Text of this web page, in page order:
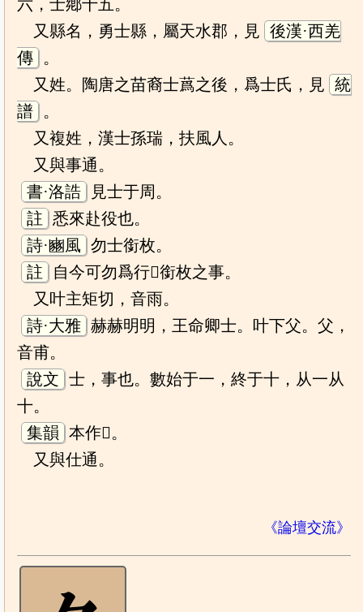
六，士鄕十五。
又縣名，勇士縣，屬天水郡，見 後漢·西羌
傳
。
又姓。陶唐之苗裔士蔿之後，爲士氏，見 統
譜
。
又複姓，漢士孫瑞，扶風人。
又與事通。
書·洛誥
見士于周。
註 悉來赴役也。
詩·豳風 勿士銜枚。
註
自今可勿爲行𨻰銜枚之事。
又叶主矩切，音雨。
詩·大雅 赫赫明明，王命卿士。叶下父。父，
音甫。
說文 士，事也。數始于一，終于十，从一从
十。
集韻 本作𣎶。
又與仕通。
《論壇交流》